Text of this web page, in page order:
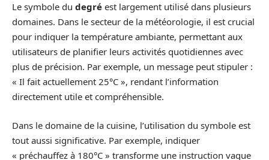
Le symbole du degré est largement utilisé dans plusieurs
domaines. Dans le secteur de la météorologie, il est crucial
pour indiquer la température ambiante, permettant aux
utilisateurs de planifier leurs activités quotidiennes avec
plus de précision. Par exemple, un message peut stipuler :
« Il fait actuellement 25°C », rendant l’information
directement utile et compréhensible.
Dans le domaine de la cuisine, l’utilisation du symbole est
tout aussi significative. Par exemple, indiquer
« préchauffez à 180°C » transforme une instruction vague